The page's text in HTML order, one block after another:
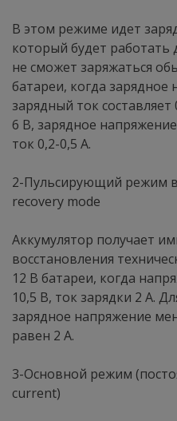
В этом режиме идет
который будет работать
не сможет заряжаться
батареи, когда
зарядный ток
6 В, зарядное
ток 0,2-0,5 А.
2-Пульсирующий режим
recovery mode
Аккумулятор получает
восстановления
12 В батареи, когда
10,5 В, ток зарядки 2 А.
зарядное напряжение
равен 2 А.
3-Основной режим
current)